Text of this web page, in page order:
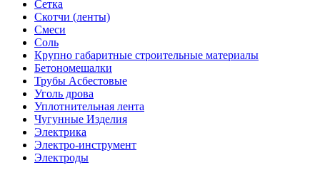
Сетка
Скотчи (ленты)
Смеси
Соль
Крупно габаритные строительные материалы
Бетономешалки
Трубы Асбестовые
Уголь дрова
Уплотнительная лента
Чугунные Изделия
Электрика
Электро-инструмент
Электроды